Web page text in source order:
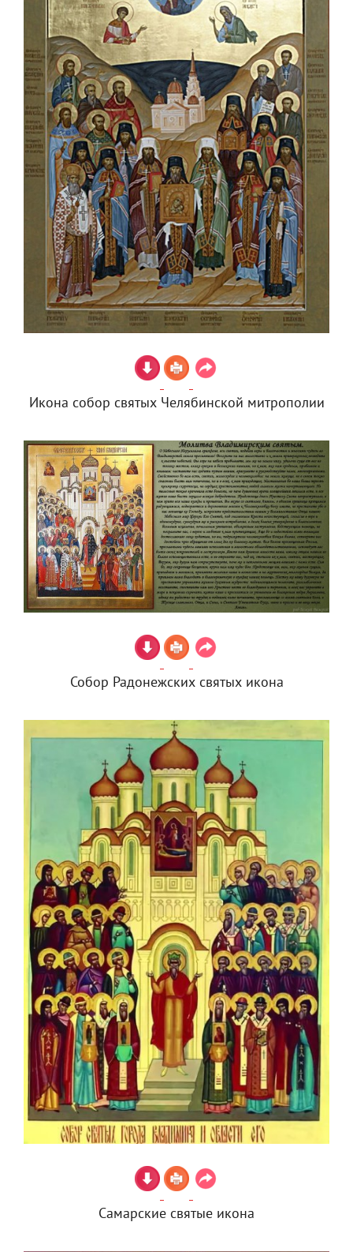
Икона собор святых Челябинской митрополии
Собор Радонежских святых икона
Самарские святые икона